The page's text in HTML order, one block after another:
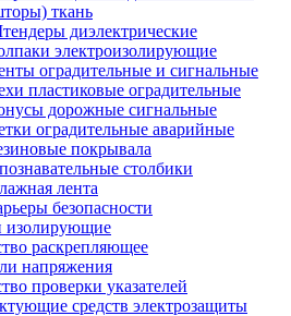
ткань
диэлектрические
электроизолирующие
оградительные и сигнальные
пластиковые оградительные
дорожные сигнальные
оградительные аварийные
покрывала
столбики
лента
безопасности
изолирующие
раскрепляющее
напряжения
проверки указателей
средств электрозащиты